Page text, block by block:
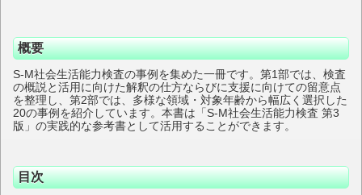
概要
S-M社会生活能力検査の事例を集めた一冊です。第1部では、検査
の概説と活用に向けた解釈の仕方ならびに支援に向けての留意点
を整理し、第2部では、多様な領域・対象年齢から幅広く選択した
20の事例を紹介しています。本書は「S-M社会生活能力検査 第3
版」の実践的な参考書として活用することができます。
目次